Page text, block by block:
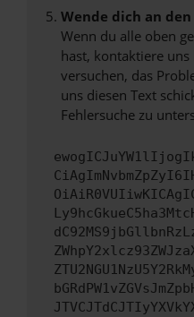
Wende dich an
Wenn du alle oben
hast, kontaktiere
versuchen, das
uns diesen Text
Fehlersuche zu